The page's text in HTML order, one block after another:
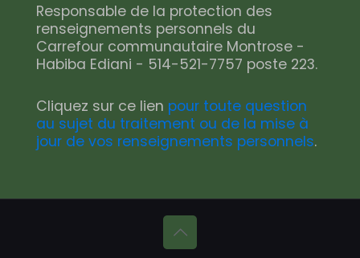
Responsable de la protection des
renseignements personnels du
Carrefour communautaire Montrose -
Habiba Ediani - 514-521-7757 poste 223.
Cliquez sur ce lien pour toute question
au sujet du traitement ou de la mise à
jour de vos renseignements personnels.